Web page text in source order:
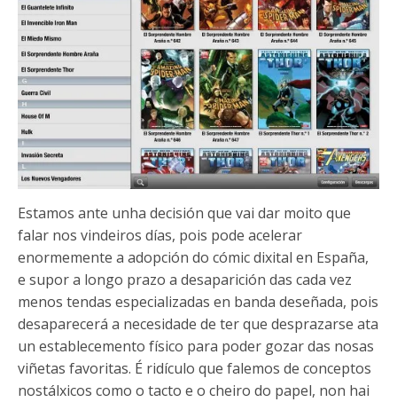
Estamos ante unha decisión que vai dar moito que
falar nos vindeiros días, pois pode acelerar
enormemente a adopción do cómic dixital en España,
e supor a longo prazo a desaparición das cada vez
menos tendas especializadas en banda deseñada, pois
desaparecerá a necesidade de ter que desprazarse ata
un establecemento físico para poder gozar das nosas
viñetas favoritas. É ridículo que falemos de conceptos
nostálxicos como o tacto e o cheiro do papel, non hai